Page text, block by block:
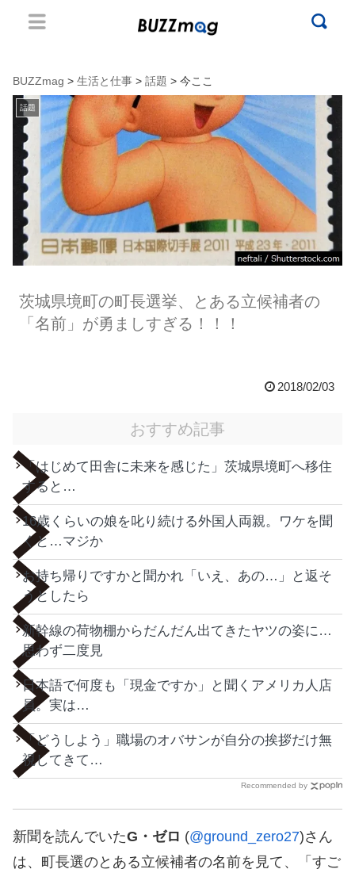
BUZZmag > 生活と仕事 > 話題 > 今ここ
話題
茨城県境町の町長選挙、とある立候補者の
「名前」が勇ましすぎる！！！
2018/02/03
おすすめ記事
「はじめて田舎に未来を感じた」茨城県境町へ移住
すると…
16歳くらいの娘を叱り続ける外国人両親。ワケを聞
くと…マジか
お持ち帰りですかと聞かれ「いえ、あの…」と返そ
うとしたら
新幹線の荷物棚からだんだん出てきたヤツの姿に…
思わず二度見
日本語で何度も「現金ですか」と聞くアメリカ人店
員。実は…
「どうしよう」職場のオバサンが自分の挨拶だけ無
視してきて…
Recommended by
新聞を読んでいたG・ゼロ (@ground_zero27)さん
は、町長選のとある立候補者の名前を見て、「すご